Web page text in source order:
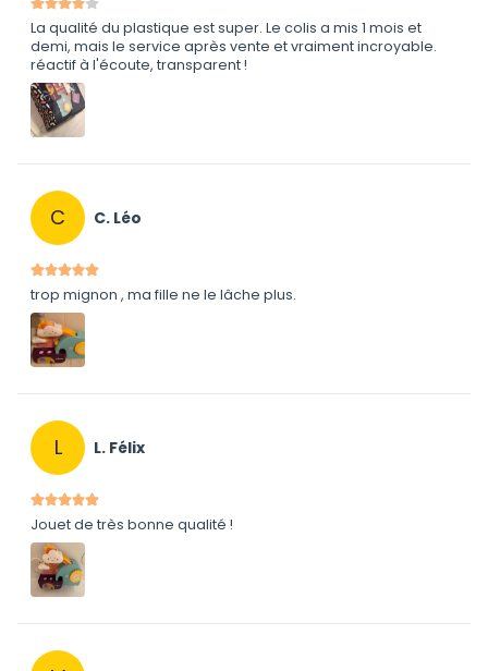
La qualité du plastique est super. Le colis a mis 1 mois et
demi, mais le service après vente et vraiment incroyable.
réactif à l'écoute, transparent !
C C. Léo
trop mignon , ma fille ne le lâche plus.
L L. Félix
Jouet de très bonne qualité !